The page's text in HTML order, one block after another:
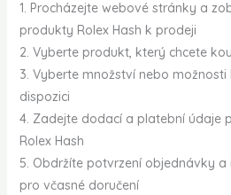
1. Procházejte webové stránky a
produkty Rolex Hash k prodeji
2. Vyberte produkt, který chcete
3. Vyberte množství nebo
dispozici
4. Zadejte dodací a platební údaje
Rolex Hash
5. Obdržíte potvrzení objednávky
pro včasné doručení